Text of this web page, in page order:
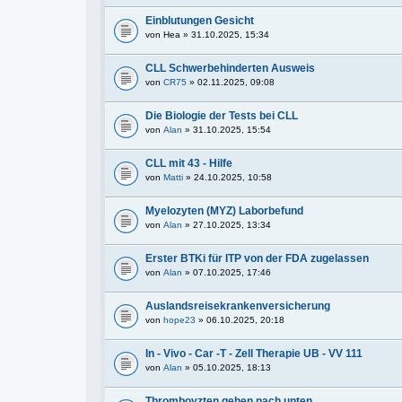
Einblutungen Gesicht
von Hea » 31.10.2025, 15:34
CLL Schwerbehinderten Ausweis
von CR75 » 02.11.2025, 09:08
Die Biologie der Tests bei CLL
von Alan » 31.10.2025, 15:54
CLL mit 43 - Hilfe
von Matti » 24.10.2025, 10:58
Myelozyten (MYZ) Laborbefund
von Alan » 27.10.2025, 13:34
Erster BTKi für ITP von der FDA zugelassen
von Alan » 07.10.2025, 17:46
Auslandsreisekrankenversicherung
von hope23 » 06.10.2025, 20:18
In - Vivo - Car -T - Zell Therapie UB - VV 111
von Alan » 05.10.2025, 18:13